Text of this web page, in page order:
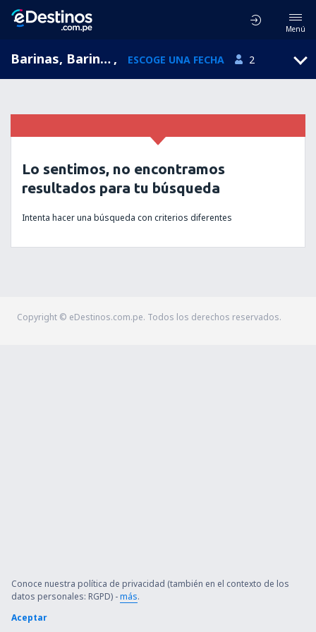
Menú
Barinas, Barinas, Venezuela , ESCOGE UNA FECHA 2
Lo sentimos, no encontramos
resultados para tu búsqueda
Intenta hacer una búsqueda con criterios diferentes
Copyright © eDestinos.com.pe. Todos los derechos reservados.
Conoce nuestra política de privacidad (también en el contexto de los
datos personales: RGPD) -más.
Aceptar